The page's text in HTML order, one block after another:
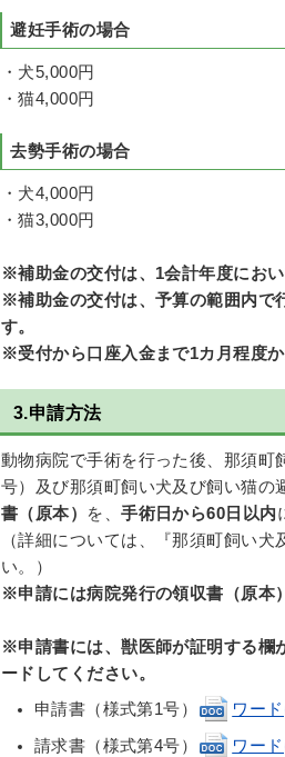
避妊手術の場合
・犬5,000円
・猫4,000円
去勢手術の場合
・犬4,000円
・猫3,000円
※補助金の交付は、1会計年度におい
※補助金の交付は、予算の範囲内で
す。
※受付から口座入金まで1カ月程度か
3.申請方法
動物病院で手術を行った後、那須町
号）及び那須町飼い犬及び飼い猫の
書（原本）
を、手術日から60日以内
（詳細については、『那須町飼い
い。）
※申請には病院発行の領収書（原本
※申請書には、獣医師が証明する欄
ードしてください。
申請書（様式第1号）
ワー
請求書（様式第4号） ワー